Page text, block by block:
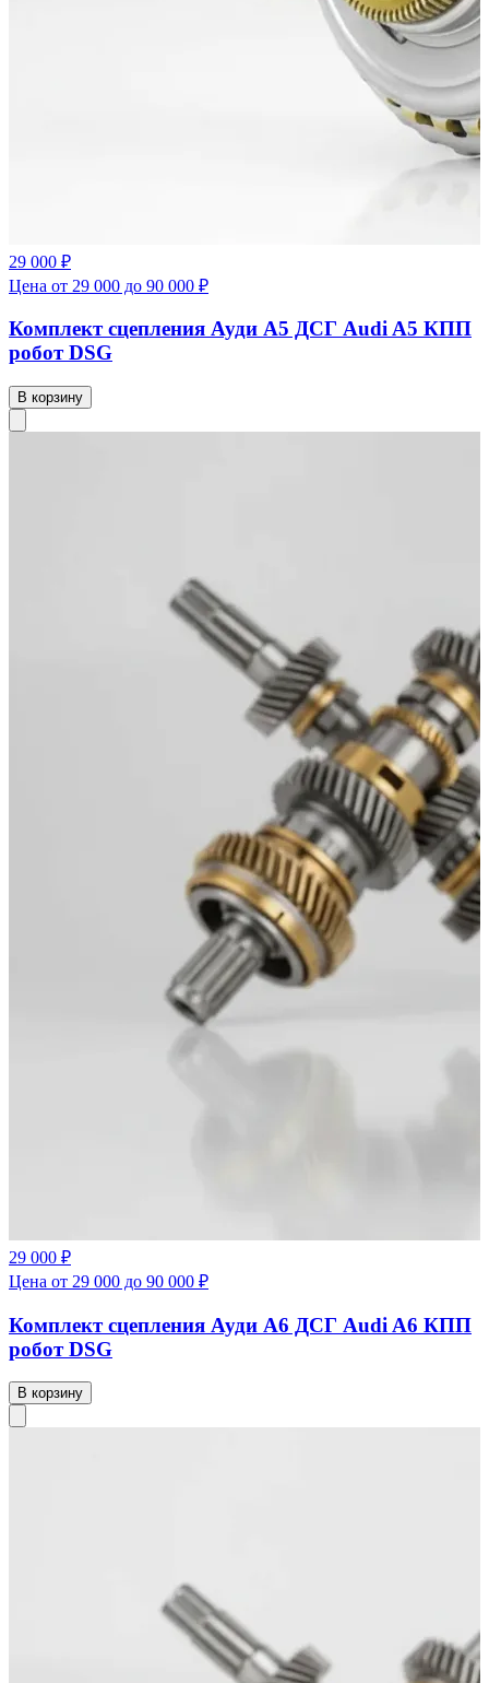
29 000 ₽
Цена от 29 000 до 90 000 ₽
Комплект сцепления Ауди А5 ДСГ Audi A5 КПП
робот DSG
В корзину
29 000 ₽
Цена от 29 000 до 90 000 ₽
Комплект сцепления Ауди А6 ДСГ Audi A6 КПП
робот DSG
В корзину